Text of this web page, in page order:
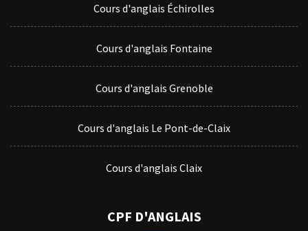
Cours d'anglais Échirolles
Cours d'anglais Fontaine
Cours d'anglais Grenoble
Cours d'anglais Le Pont-de-Claix
Cours d'anglais Claix
CPF D'ANGLAIS